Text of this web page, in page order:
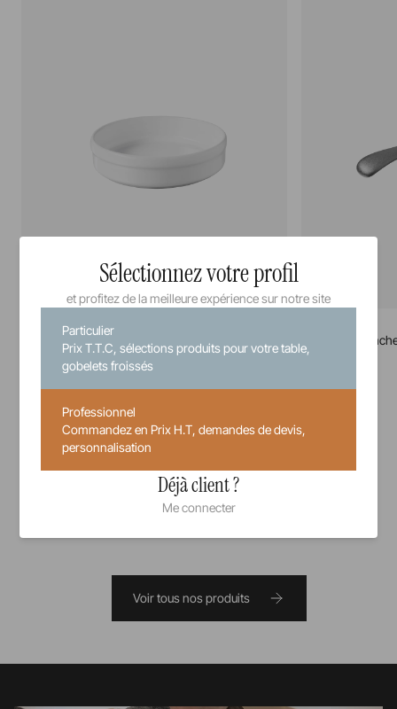
French Classics
Assiette catalane
10,00 €
Cocotte à
Voir tous nos produits
Sélectionnez votre profil
et profitez de la meilleure expérience sur notre site
Particulier
Prix T.T.C, sélections produits pour votre table,
gobelets froissés
Professionnel
Commandez en Prix H.T, demandes de devis,
personnalisation
Déjà client ?
Me connecter